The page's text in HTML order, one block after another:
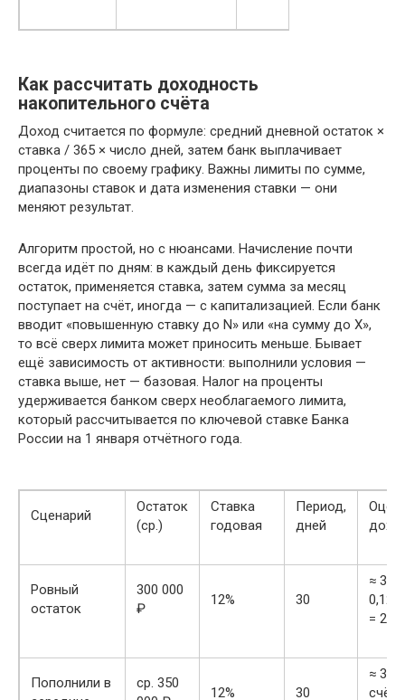
Как рассчитать доходность
накопительного счёта
Доход считается по формуле: средний дневной остаток ×
ставка / 365 × число дней, затем банк выплачивает
проценты по своему графику. Важны лимиты по сумме,
диапазоны ставок и дата изменения ставки — они
меняют результат.
Алгоритм простой, но с нюансами. Начисление почти
всегда идёт по дням: в каждый день фиксируется
остаток, применяется ставка, затем сумма за месяц
поступает на счёт, иногда — с капитализацией. Если банк
вводит «повышенную ставку до N» или «на сумму до X»,
то всё сверх лимита может приносить меньше. Бывает
ещё зависимость от активности: выполнили условия —
ставка выше, нет — базовая. Налог на проценты
удерживается банком сверх необлагаемого лимита,
который рассчитывается по ключевой ставке Банка
России на 1 января отчётного года.
Сценарий
Остаток
(ср.)
Ставка
годовая
Период,
дней
Ровный
остаток
300 000
₽
12% 30
≈
0,12 /
= 2
Пополнили в
ср. 350
12% 30
≈ 3
счёт